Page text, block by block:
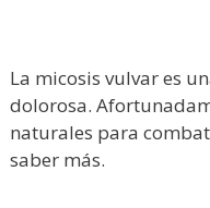
La micosis vulvar es
dolorosa.
naturales para
saber más.